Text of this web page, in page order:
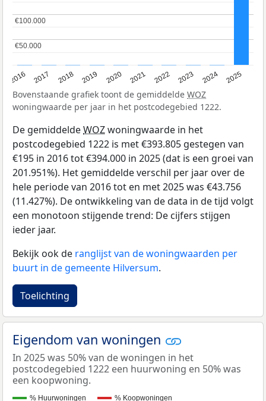
2016 2017 2018 2019 2020 2021 2022 2023 2024 2025
€50.000
€50.000
€100.000
€100.000
Bovenstaande grafiek toont de gemiddelde WOZ
woningwaarde per jaar in het postcodegebied 1222.
De gemiddeldeWOZwoningwaarde in het
postcodegebied 1222 is met €393.805 gestegen van
€195 in 2016 tot €394.000 in 2025 (dat is een groei van
201.951%). Het gemiddelde verschil per jaar over de
hele periode van 2016 tot en met 2025 was €43.756
(11.427%). De ontwikkeling van de data in de tijd volgt
een monotoon stijgende trend: De cijfers stijgen
ieder jaar.
Bekijk ook de ranglijst van de woningwaarden per
buurt in de gemeente Hilversum.
Toelichting
Eigendom van woningen
In 2025 was 50% van de woningen in het
postcodegebied 1222 een huurwoning en 50% was
een koopwoning.
% Huurwoningen % Koopwoningen